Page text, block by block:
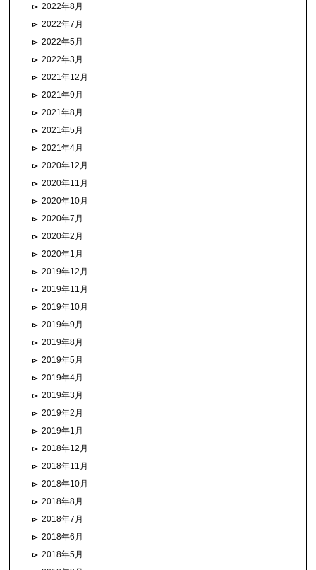
2022年8月
2022年7月
2022年5月
2022年3月
2021年12月
2021年9月
2021年8月
2021年5月
2021年4月
2020年12月
2020年11月
2020年10月
2020年7月
2020年2月
2020年1月
2019年12月
2019年11月
2019年10月
2019年9月
2019年8月
2019年5月
2019年4月
2019年3月
2019年2月
2019年1月
2018年12月
2018年11月
2018年10月
2018年8月
2018年7月
2018年6月
2018年5月